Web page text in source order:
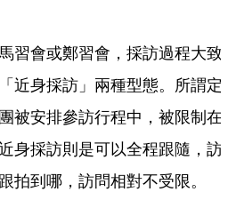
習會或鄭習會，採訪過程大致
近身採訪」兩種型態。所謂定
被安排參訪行程中，被限制在
身採訪則是可以全程跟隨，訪
拍到哪，訪問相對不受限。